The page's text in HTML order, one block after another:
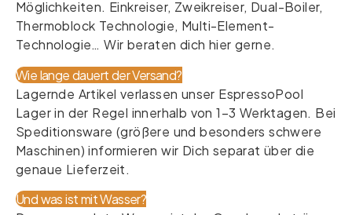
Möglichkeiten. Einkreiser, Zweikreiser, Dual-Boiler,
Thermoblock Technologie, Multi-Element-
Technologie… Wir beraten dich hier gerne.
Wie lange dauert der Versand?
Lagernde Artikel verlassen unser EspressoPool
Lager in der Regel innerhalb von 1–3 Werktagen. Bei
Speditionsware (größere und besonders schwere
Maschinen) informieren wir Dich separat über die
genaue Lieferzeit.
Und was ist mit Wasser?